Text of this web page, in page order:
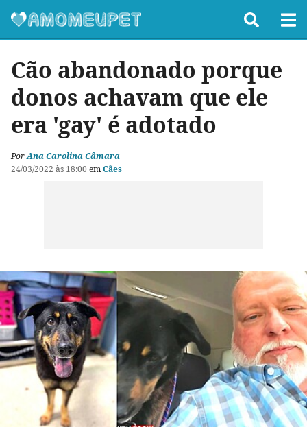
Cão abandonado porque
donos achavam que ele
era 'gay' é adotado
PorAna Carolina Câmara
24/03/2022 às 18:00 emCães